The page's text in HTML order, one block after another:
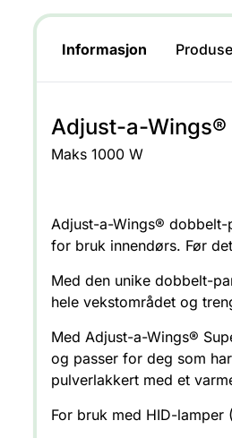
Informasjon
Adjust-a-Wings®
Maks 1000 W
Adjust-a-Wings® dobbelt-
for bruk innendørs. Før
Med den unike dobbelt-
hele vekstområdet og
Med Adjust-a-Wings®
og passer for deg som
pulverlakkert med et
For bruk med HID-lamper